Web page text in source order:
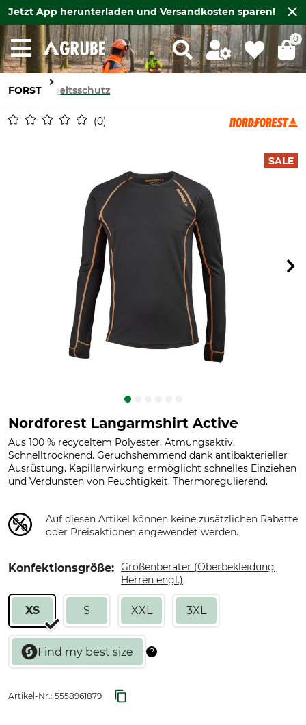
Jetzt App herunterladen und Versandkosten sparen!
0
FORST Arbeitsschutz
0
SALE
Nordforest Langarmshirt Active
Aus 100 % recyceltem Polyester. Atmungsaktiv.
Schnelltrocknend. Geruchshemmend dank antibakterieller
Ausrüstung. Kapillarwirkung ermöglicht schnelles Einziehen
und Verdunsten von Feuchtigkeit. Thermoregulierend.
Auf diesen Artikel können keine zusätzlichen Rabatte
oder Preisaktionen angewendet werden.
Konfektionsgröße: Größenberater (Oberbekleidung
Herren engl.)
XS S XXL 3XL
Artikel-Nr.: 5558961879